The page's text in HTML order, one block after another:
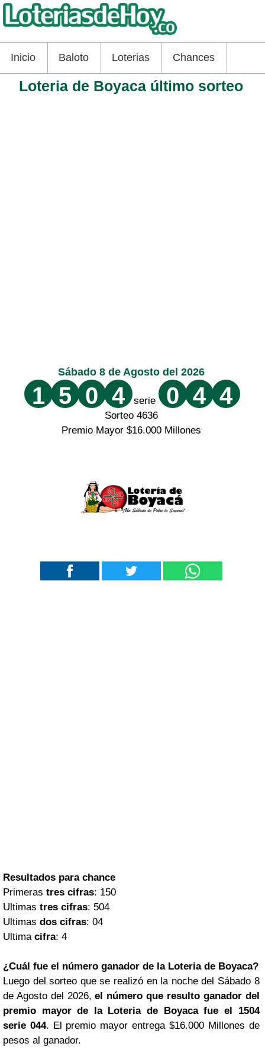
Inicio Baloto Loterias Chances
Loteria de Boyaca último sorteo
Sábado 8 de Agosto del 2026
1 5 0 4 serie 0 4 4
Sorteo 4636
Premio Mayor $16.000 Millones
Resultados para chance
Primeras tres cifras: 150
Ultimas tres cifras: 504
Ultimas dos cifras: 04
Ultima cifra: 4
¿Cuál fue el número ganador de la Loteria de Boyaca?
Luego del sorteo que se realizó en la noche del Sábado 8
de Agosto del 2026,el número que resulto ganador del
premio mayor de la Loteria de Boyaca fue el 1504
serie 044. El premio mayor entrega $16.000 Millones de
pesos al ganador.